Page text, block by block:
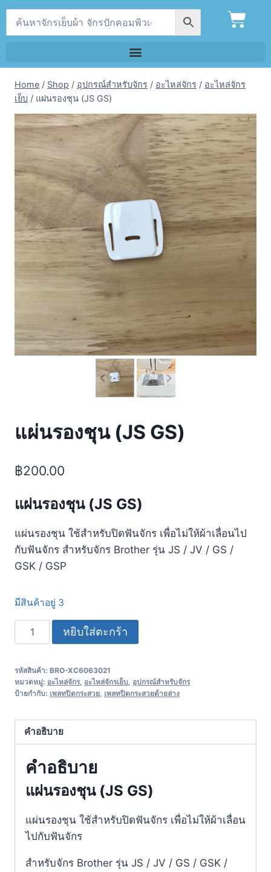
Home / Shop / อุปกรณ์สำหรับจักร / อะไหล่จักร / อะไหล่จักร
เย็บ / แผ่นรองชุน (JS GS)
แผ่นรองชุน (JS GS)
฿200.00
แผ่นรองชุน (JS GS)
แผ่นรองชุน ใช้สำหรับปิดฟันจักร เพื่อไม่ให้ผ้าเลื่อนไป
กับฟันจักร สำหรับจักร Brother รุ่น JS / JV / GS /
GSK / GSP
มีสินค้าอยู่ 3
หยิบใส่ตะกร้า
รหัสสินค้า: BRO-XC6063021
หมวดหมู่: อะไหล่จักร, อะไหล่จักรเย็บ อุปกรณ์สำหรับจักร
ป้ายกำกับ: เพลทปิดกระสวย เพลทปิดกระสวยด้ายล่าง
คำอธิบาย
คำอธิบาย
แผ่นรองชุน (JS GS)
แผ่นรองชุน ใช้สำหรับปิดฟันจักร เพื่อไม่ให้ผ้าเลื่อน
ไปกับฟันจักร
สำหรับจักร Brother รุ่น JS / JV / GS / GSK /